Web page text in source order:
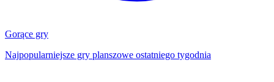
Gorące gry
Najpopularniejsze gry planszowe ostatniego tygodnia